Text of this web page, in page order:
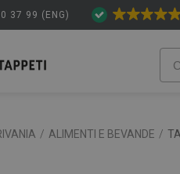
37 99 (ENG)
/ ALIMENTI E BEVANDE /